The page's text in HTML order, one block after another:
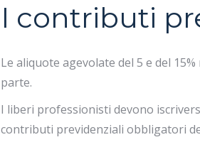
I contributi
Le aliquote agevolate del 5 e del
parte.
I liberi professionisti devono
contributi previdenziali obbligatori